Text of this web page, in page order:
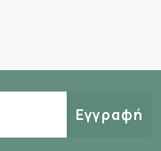
Εγγραφή